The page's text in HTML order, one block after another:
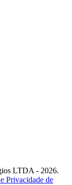
LTDA - 2026.
Privacidade de